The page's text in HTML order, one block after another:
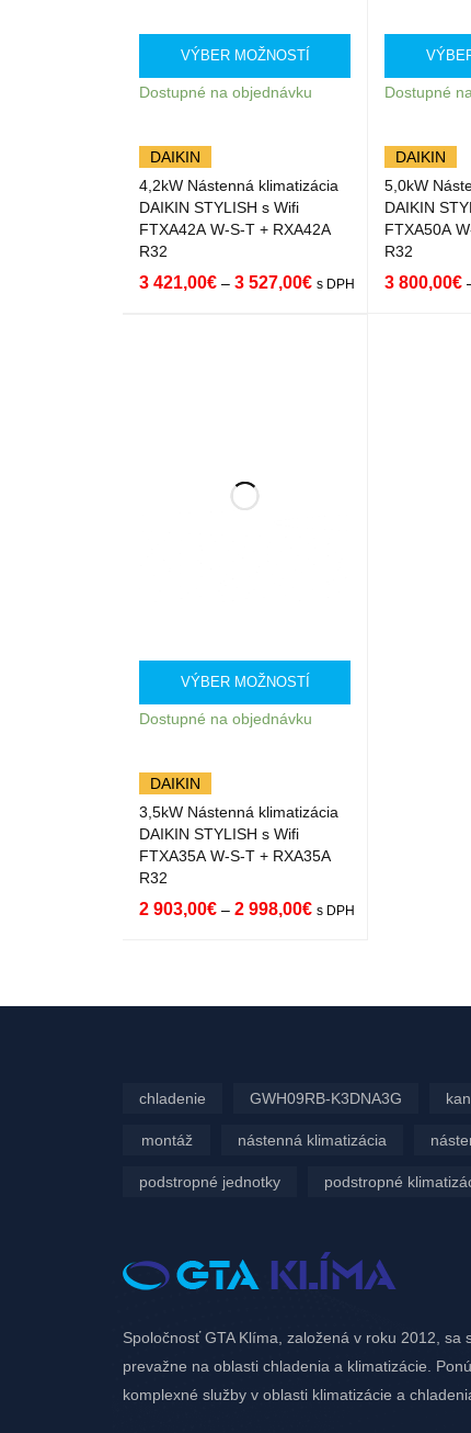
VÝBER MOŽNOSTÍ
Dostupné na objednávku
DAIKIN
4,2kW Nástenná klimatizácia
DAIKIN STYLISH s Wifi
FTXA42A W-S-T + RXA42A
R32
3 421,00€ – 3 527,00€ s DPH
Dostupné
DAIKIN
5,0kW
DAIKIN
FTXA50A
R32
3 800,00€
VÝBER MOŽNOSTÍ
Dostupné na objednávku
DAIKIN
3,5kW Nástenná klimatizácia
DAIKIN STYLISH s Wifi
FTXA35A W-S-T + RXA35A
R32
2 903,00€ – 2 998,00€ s DPH
chladenie GWH09RB-K3DNA3G
montáž nástenná klimatizácia
podstropné jednotky podstropné
Spoločnosť GTA Klíma, založená v roku 2012, sa
prevažne na oblasti chladenia a klimatizácie.
komplexné služby v oblasti klimatizácie a